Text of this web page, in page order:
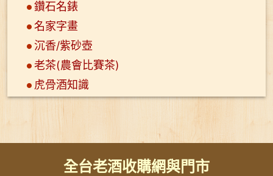
鑽石名錶
名家字畫
沉香/紫砂壺
老茶(農會比賽茶)
虎骨酒知識
全台老酒收購網與門市